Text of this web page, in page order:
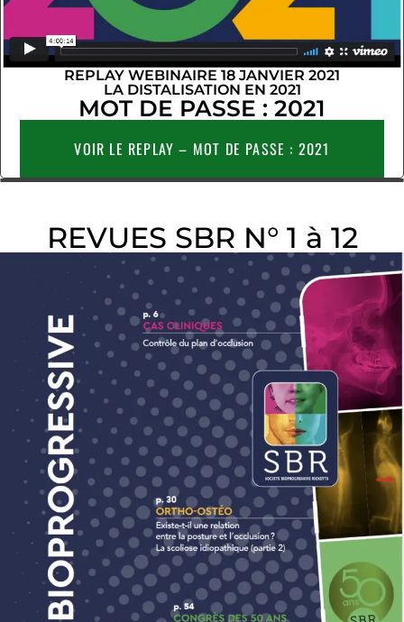
REPLAY WEBINAIRE 18 JANVIER 2021
LA DISTALISATION EN 2021
MOT DE PASSE : 2021
VOIR LE REPLAY – MOT DE PASSE : 2021
REVUES SBR N° 1 à 12